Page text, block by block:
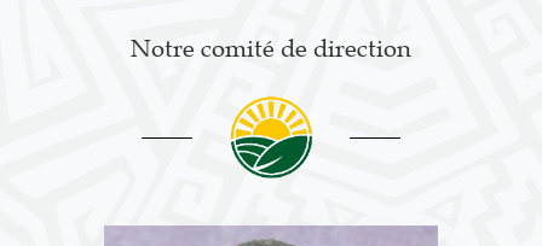
Notre comité de direction